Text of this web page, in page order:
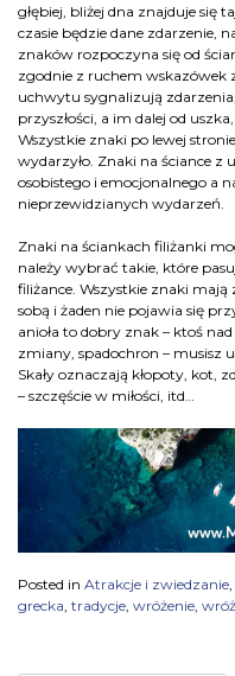
głębiej, bliżej dna znajduje się
czasie będzie dane zdarzenie,
znaków rozpoczyna się od
zgodnie z ruchem wskazówek
uchwytu sygnalizują
przyszłości, a im dalej od
Wszystkie znaki po lewej
wydarzyło. Znaki na ściance z
osobistego i emocjonalnego a
nieprzewidzianych wydarzeń.
Znaki na ściankach filiżanki
należy wybrać takie, które
filiżance. Wszystkie znaki mają
sobą i żaden nie pojawia się
anioła to dobry znak – ktoś
zmiany, spadochron – musisz
Skały oznaczają kłopoty, kot,
– szczęście w miłości, itd…
Posted in Atrakcje i zwiedzanie
grecka tradycje wróżenie